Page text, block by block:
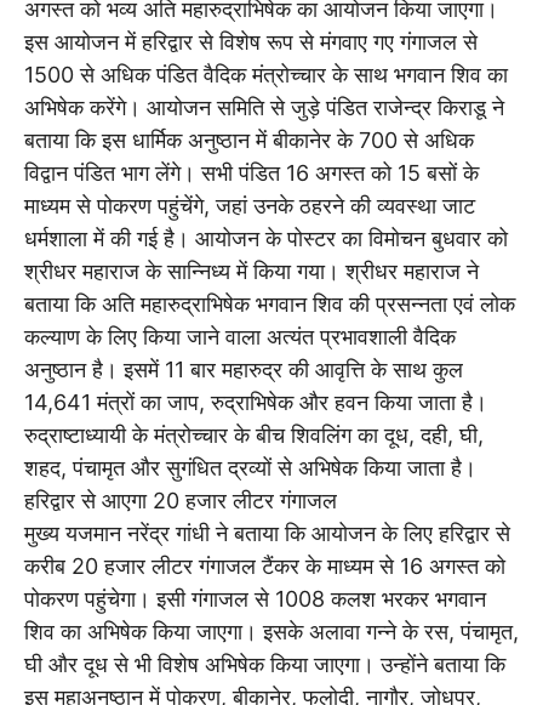
अगस्त को भव्य अति महारुद्राभिषेक का आयोजन किया जाएगा।
इस आयोजन में हरिद्वार से विशेष रूप से मंगवाए गए गंगाजल से
1500 से अधिक पंडित वैदिक मंत्रोच्चार के साथ भगवान शिव का
अभिषेक करेंगे। आयोजन समिति से जुड़े पंडित राजेन्द्र किराडू ने
बताया कि इस धार्मिक अनुष्ठान में बीकानेर के 700 से अधिक
विद्वान पंडित भाग लेंगे। सभी पंडित 16 अगस्त को 15 बसों के
माध्यम से पोकरण पहुंचेंगे, जहां उनके ठहरने की व्यवस्था जाट
धर्मशाला में की गई है। आयोजन के पोस्टर का विमोचन बुधवार को
श्रीधर महाराज के सान्निध्य में किया गया। श्रीधर महाराज ने
बताया कि अति महारुद्राभिषेक भगवान शिव की प्रसन्नता एवं लोक
कल्याण के लिए किया जाने वाला अत्यंत प्रभावशाली वैदिक
अनुष्ठान है। इसमें 11 बार महारुद्र की आवृत्ति के साथ कुल
14,641 मंत्रों का जाप, रुद्राभिषेक और हवन किया जाता है।
रुद्राष्टाध्यायी के मंत्रोच्चार के बीच शिवलिंग का दूध, दही, घी,
शहद, पंचामृत और सुगंधित द्रव्यों से अभिषेक किया जाता है।
हरिद्वार से आएगा 20 हजार लीटर गंगाजल
मुख्य यजमान नरेंद्र गांधी ने बताया कि आयोजन के लिए हरिद्वार से
करीब 20 हजार लीटर गंगाजल टैंकर के माध्यम से 16 अगस्त को
पोकरण पहुंचेगा। इसी गंगाजल से 1008 कलश भरकर भगवान
शिव का अभिषेक किया जाएगा। इसके अलावा गन्ने के रस, पंचामृत,
घी और दूध से भी विशेष अभिषेक किया जाएगा। उन्होंने बताया कि
इस महाअनुष्ठान में पोकरण, बीकानेर, फलोदी, नागौर, जोधपुर,